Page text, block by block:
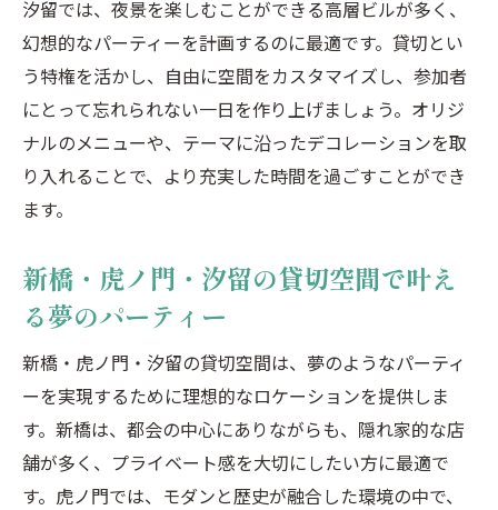
汐留では、夜景を楽しむことができる高層ビルが多く、
幻想的なパーティーを計画するのに最適です。貸切とい
う特権を活かし、自由に空間をカスタマイズし、参加者
にとって忘れられない一日を作り上げましょう。オリジ
ナルのメニューや、テーマに沿ったデコレーションを取
り入れることで、より充実した時間を過ごすことができ
ます。
新橋・虎ノ門・汐留の貸切空間で叶え
る夢のパーティー
新橋・虎ノ門・汐留の貸切空間は、夢のようなパーティ
ーを実現するために理想的なロケーションを提供しま
す。新橋は、都会の中心にありながらも、隠れ家的な店
舗が多く、プライベート感を大切にしたい方に最適で
す。虎ノ門では、モダンと歴史が融合した環境の中で、